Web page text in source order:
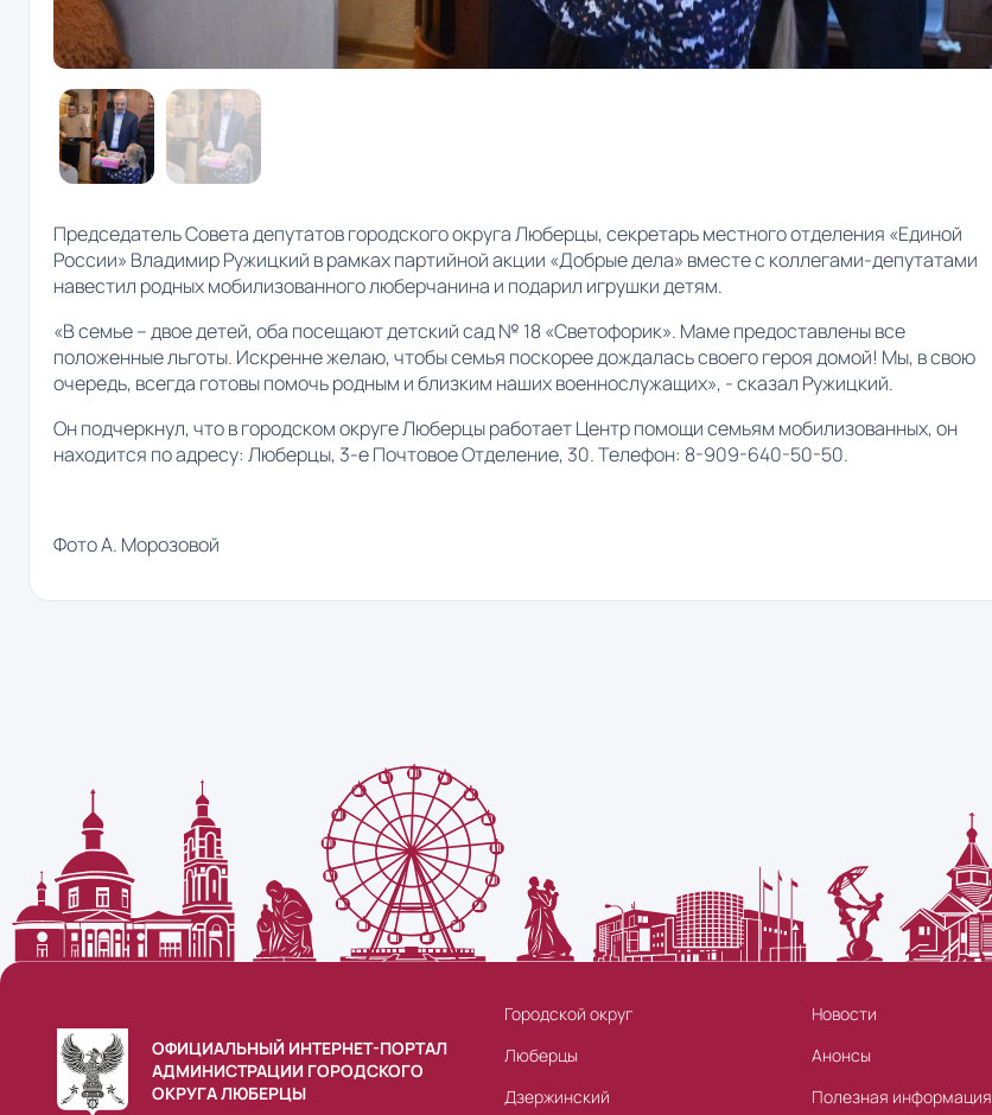
Председатель Совета депутатов городского округа Люберцы, секретарь местного отделения «Единой
России» Владимир Ружицкий в рамках партийной акции «Добрые дела» вместе с коллегами-депутатами
навестил родных мобилизованного люберчанина и подарил игрушки детям.
«В семье – двое детей, оба посещают детский сад № 18 «Светофорик». Маме предоставлены все
положенные льготы. Искренне желаю, чтобы семья поскорее дождалась своего героя домой! Мы, в свою
очередь, всегда готовы помочь родным и близким наших военнослужащих», - сказал Ружицкий.
Он подчеркнул, что в городском округе Люберцы работает Центр помощи семьям мобилизованных, он
находится по адресу: Люберцы, 3-е Почтовое Отделение, 30. Телефон: 8-909-640-50-50.
Фото А. Морозовой
ОФИЦИАЛЬНЫЙ ИНТЕРНЕТ-ПОРТАЛ
АДМИНИСТРАЦИИ ГОРОДСКОГО
ОКРУГА ЛЮБЕРЦЫ
Городской округ
Люберцы
Дзержинский
Новости
Анонсы
Полезная информация